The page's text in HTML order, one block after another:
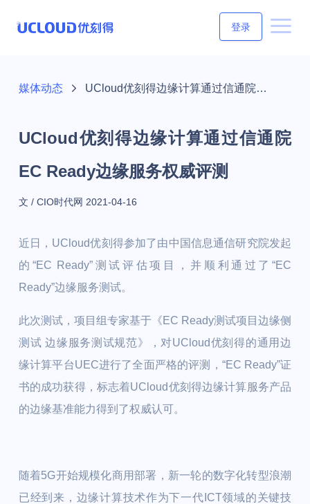
登录
媒体动态 UCloud优刻得边缘计算通过信通院EC Ready边缘服务权威评测
UCloud优刻得边缘计算通过信通院
EC Ready边缘服务权威评测
文 / CIO时代网 2021-04-16
近日，UCloud优刻得参加了由中国信息通信研究院发起
的“EC Ready”测试评估项目，并顺利通过了“EC
Ready”边缘服务测试。
此次测试，项目组专家基于《EC Ready测试项目边缘侧
测试 边缘服务测试规范》，对UCloud优刻得的通用边
缘计算平台UEC进行了全面严格的评测，“EC Ready”证
书的成功获得，标志着UCloud优刻得边缘计算服务产品
的边缘基准能力得到了权威认可。
随着5G开始规模化商用部署，新一轮的数字化转型浪潮
已经到来，边缘计算技术作为下一代ICT领域的关键技